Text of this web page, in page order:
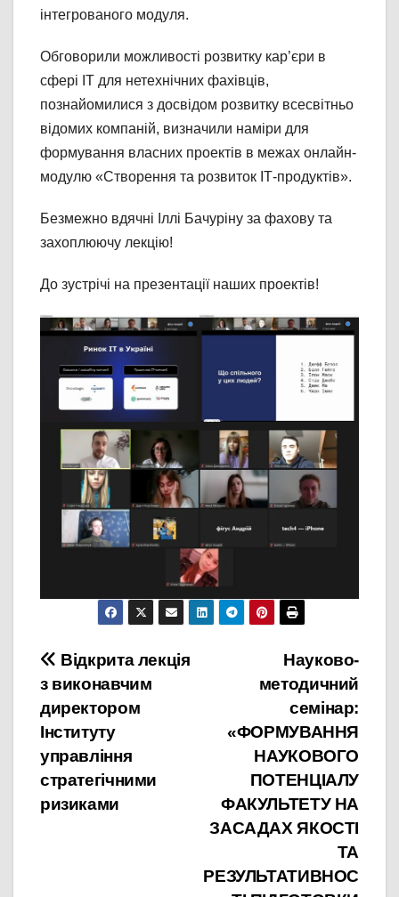
інтегрованого модуля.
Обговорили можливості розвитку кар’єри в
сфері ІТ для нетехнічних фахівців,
познайомилися з досвідом розвитку всесвітньо
відомих компаній, визначили наміри для
формування власних проектів в межах онлайн-
модулю «Створення та розвиток ІТ-продуктів».
Безмежно вдячні Іллі Бачуріну за фахову та
захоплюючу лекцію!
До зустрічі на презентації наших проектів!
Навігація
записів
Науково-
методичний
семінар:
«ФОРМУВАННЯ
НАУКОВОГО
ПОТЕНЦІАЛУ
ФАКУЛЬТЕТУ НА
ЗАСАДАХ ЯКОСТІ
ТА
РЕЗУЛЬТАТИВНОС
Відкрита лекція
з виконавчим
директором
Інституту
управління
стратегічними
ризиками